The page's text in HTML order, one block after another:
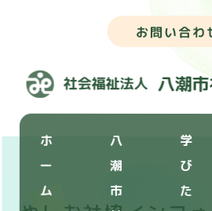
お問い合わ
ホ
ー
ム
八
潮
市
学
び
た